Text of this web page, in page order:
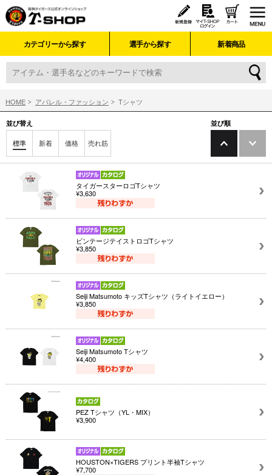
カテゴリーから探す 選手から探す 新着商品
HOME アパレル・ファッション Tシャツ
並び替え
標準 新着 価格 売れ筋
並び順
タイガースターロゴTシャツ
¥3,630
ビンテージテイストロゴTシャツ
¥3,850
Seiji Matsumoto キッズTシャツ（ライトイエロー）
¥3,850
Seiji Matsumoto Tシャツ
¥4,400
PEZ Tシャツ（YL・MIX）
¥3,900
HOUSTON×TIGERS プリント半袖Tシャツ
¥7,700